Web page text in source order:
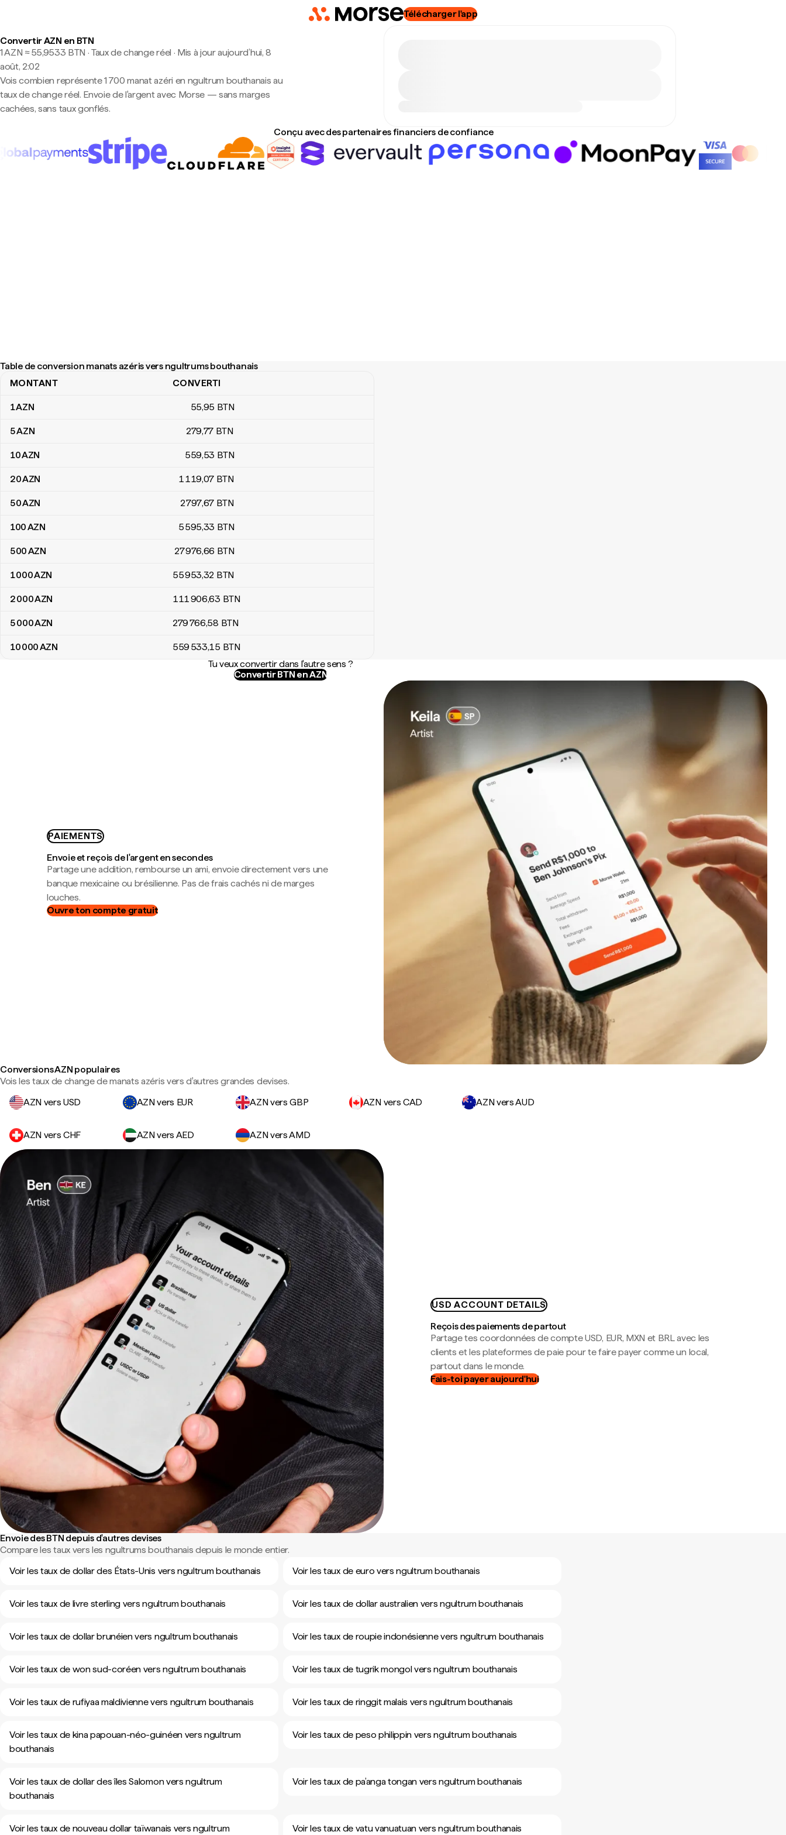
Télécharger l'app
Convertir AZN en BTN
1 AZN ≈ 55,9533 BTN · Taux de change réel · Mis à jour aujourd’hui, 8
août, 2:02
Vois combien représente 1 700 manat azéri en ngultrum bouthanais au
taux de change réel. Envoie de l'argent avec Morse — sans marges
cachées, sans taux gonflés.
Conçu avec des partenaires financiers de confiance
Table de conversion manats azéris vers ngultrums bouthanais
Table de conversion manats azéris vers ngultrums bouthanais
MONTANT CONVERTI
1AZN 55,95 BTN
5AZN 279,77 BTN
10AZN 559,53 BTN
20AZN 1 119,07 BTN
50AZN 2 797,67 BTN
100AZN 5 595,33 BTN
500AZN 27 976,66 BTN
1 000AZN 55 953,32 BTN
2 000AZN 111 906,63 BTN
5 000AZN 279 766,58 BTN
10 000AZN 559 533,15 BTN
Tu veux convertir dans l'autre sens ?
Convertir BTN en AZN
PAIEMENTS
Envoie et reçois de l'argent en secondes
Partage une addition, rembourse un ami, envoie directement vers une
banque mexicaine ou brésilienne. Pas de frais cachés ni de marges
louches.
Ouvre ton compte gratuit
Conversions AZN populaires
Vois les taux de change de manats azéris vers d'autres grandes devises.
AZN vers USD
AZN vers EUR AZN vers GBP AZN vers CAD AZN vers AUD
AZN vers CHF AZN vers AED AZN vers AMD
USD ACCOUNT DETAILS
Reçois des paiements de partout
Partage tes coordonnées de compte USD, EUR, MXN et BRL avec les
clients et les plateformes de paie pour te faire payer comme un local,
partout dans le monde.
Fais-toi payer aujourd'hui
Envoie des BTN depuis d'autres devises
Compare les taux vers les ngultrums bouthanais depuis le monde entier.
Voir les taux de dollar des États-Unis vers ngultrum bouthanais
Voir les taux de euro vers ngultrum bouthanais
Voir les taux de livre sterling vers ngultrum bouthanais Voir les taux de dollar australien vers ngultrum bouthanais
Voir les taux de dollar brunéien vers ngultrum bouthanais Voir les taux de roupie indonésienne vers ngultrum bouthanais
Voir les taux de won sud-coréen vers ngultrum bouthanais Voir les taux de tugrik mongol vers ngultrum bouthanais
Voir les taux de rufiyaa maldivienne vers ngultrum bouthanais Voir les taux de ringgit malais vers ngultrum bouthanais
Voir les taux de kina papouan-néo-guinéen vers ngultrum
bouthanais
Voir les taux de peso philippin vers ngultrum bouthanais
Voir les taux de dollar des îles Salomon vers ngultrum
bouthanais
Voir les taux de pa’anga tongan vers ngultrum bouthanais
Voir les taux de nouveau dollar taïwanais vers ngultrum
Voir les taux de vatu vanuatuan vers ngultrum bouthanais